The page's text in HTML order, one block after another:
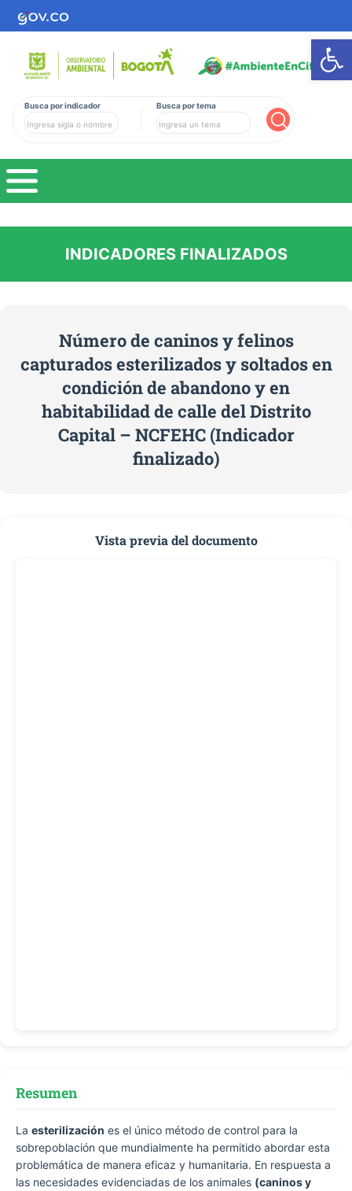
Busca por indicador Busca por tema
INDICADORES FINALIZADOS
Número de caninos y felinos
capturados esterilizados y soltados en
condición de abandono y en
habitabilidad de calle del Distrito
Capital – NCFEHC (Indicador
finalizado)
Resumen
La esterilización es el único método de control para la
sobrepoblación que mundialmente ha permitido abordar esta
problemática de manera eficaz y humanitaria. En respuesta a
las necesidades evidenciadas de los animales (caninos y
Vista previa del documento